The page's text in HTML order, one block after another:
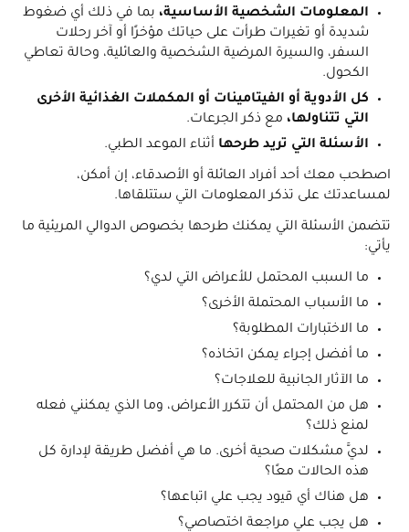
المعلومات الشخصية الأساسية، بما في ذلك أي ضغوط
شديدة أو تغيرات طرأت على حياتك مؤخرًا أو آخر رحلات
السفر، والسيرة المرضية الشخصية والعائلية، وحالة تعاطي
الكحول.
كل الأدوية أو الفيتامينات أو المكملات الغذائية الأخرى
التي تتناولها، مع ذكر الجرعات.
الأسئلة التي تريد طرحها أثناء الموعد الطبي.
اصطحب معك أحد أفراد العائلة أو الأصدقاء، إن أمكن،
لمساعدتك على تذكر المعلومات التي ستتلقاها.
تتضمن الأسئلة التي يمكنك طرحها بخصوص الدوالي المريئية ما
يأتي:
ما السبب المحتمل للأعراض التي لدي؟
ما الأسباب المحتملة الأخرى؟
ما الاختبارات المطلوبة؟
ما أفضل إجراء يمكن اتخاذه؟
ما الآثار الجانبية للعلاجات؟
هل من المحتمل أن تتكرر الأعراض، وما الذي يمكنني فعله
لمنع ذلك؟
لديَّ مشكلات صحية أخرى. ما هي أفضل طريقة لإدارة كل
هذه الحالات معًا؟
هل هناك أي قيود يجب علي اتباعها؟
هل يجب علي مراجعة اختصاصي؟